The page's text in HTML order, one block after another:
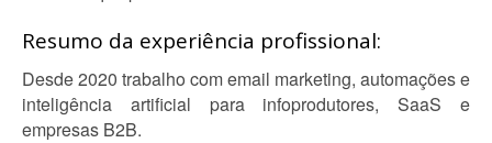
Resumo da experiência profissional:
Desde 2020 trabalho com email marketing, automações e
inteligência artificial para infoprodutores, SaaS e
empresas B2B.